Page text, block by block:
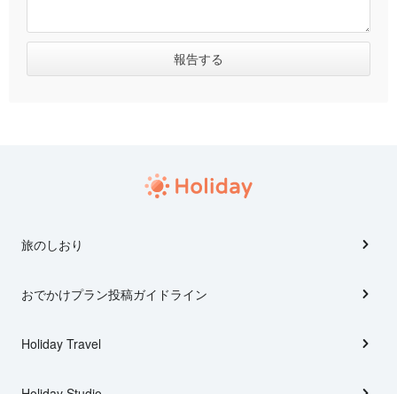
旅のしおり
おでかけプラン投稿ガイドライン
Holiday Travel